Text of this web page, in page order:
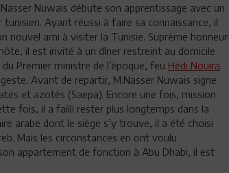
Nuwais débute son apprentissage avec un
tunisien. Ayant réussi à faire sa connaissance, il
nouvel ami à visiter la Tunisie. Suprême honneur
il est invité à un dîner restreint au domicile
Premier ministre de l’époque, feu Hédi Nouira.
Avant de repartir, M.Nasser Nuwais signe
et azotés (Saepa). Encore une fois, mission
fois, il a failli rester plus longtemps dans la
arabe dont le siège s’y trouve, il a été choisi
Mais les circonstances en ont voulu
appartement de fonction à Abu Dhabi, il est